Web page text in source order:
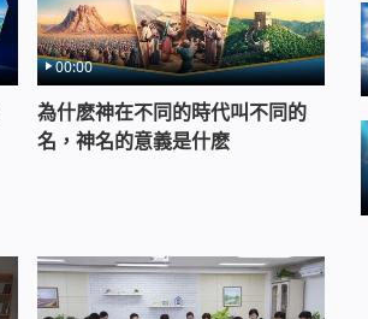
00:00
為什麽神在不同的時代叫不同的
名，神名的意義是什麽